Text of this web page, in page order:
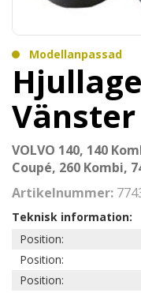
Modellanpassad
VOLVO 140, 140
Coupé, 260 Kombi,
Artikelnummer:
Teknisk information:
Position:
Position:
Position: